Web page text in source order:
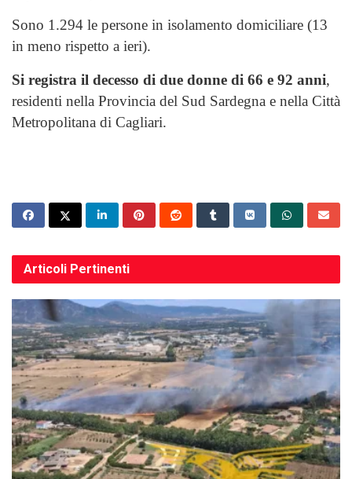
Sono 1.294 le persone in isolamento domiciliare (13
in meno rispetto a ieri).
Si registra il decesso di due donne di 66 e 92 anni,
residenti nella Provincia del Sud Sardegna e nella Città
Metropolitana di Cagliari.
Articoli Pertinenti